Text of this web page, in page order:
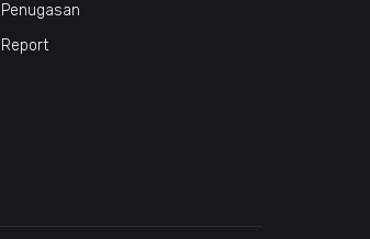
Penugasan
Report